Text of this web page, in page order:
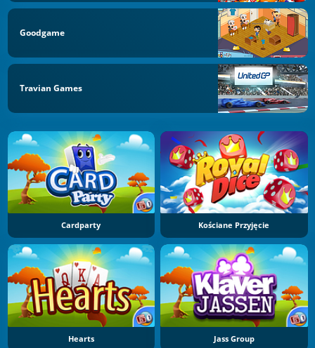
Goodgame
Travian Games
Cardparty Kościane Przyjęcie
Hearts Jass Group